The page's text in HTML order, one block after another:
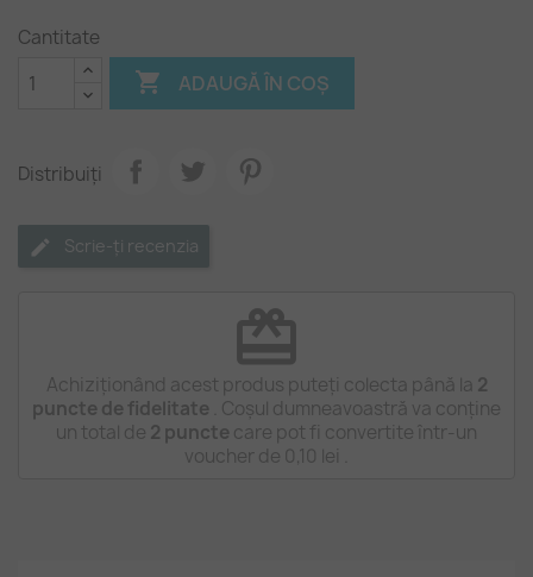
Cantitate
 ADAUGĂ ÎN COȘ
Distribuiți
Scrie-ți recenzia
redeem
Achiziționând acest produs puteți colecta până la 2
puncte de fidelitate . Coșul dumneavoastră va conține
un total de 2 puncte care pot fi convertite într-un
voucher de 0,10 lei